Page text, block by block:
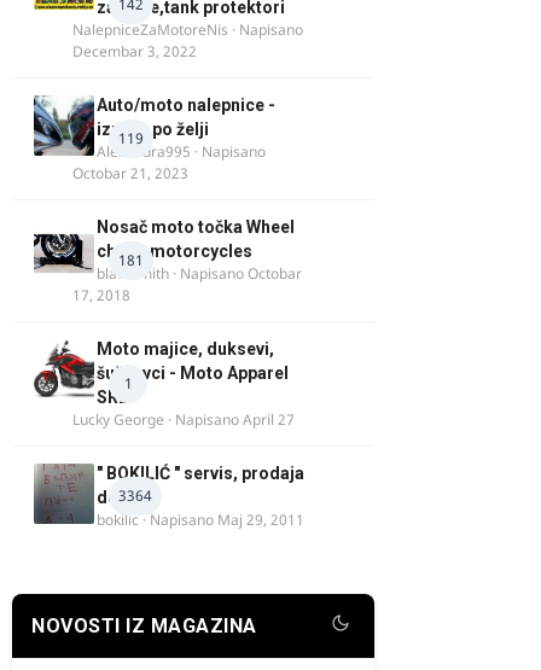
142
za felne,tank protektori
NalepniceZaMotoreNis · Napisano
Decembar 3, 2022
119
Auto/moto nalepnice -
izrada po želji
Alexandra995 · Napisano
Octobar 21, 2023
181
Nosač moto točka Wheel
chock motorcycles
blacksmith · NapisanoOctobar
17, 2018
1
Moto majice, duksevi,
šuškavci - Moto Apparel
SRB
Lucky George · NapisanoApril 27
3364
" BOKILIĆ " servis, prodaja
delova
bokilic · Napisano Maj 29, 2011
NOVOSTI IZ MAGAZINA